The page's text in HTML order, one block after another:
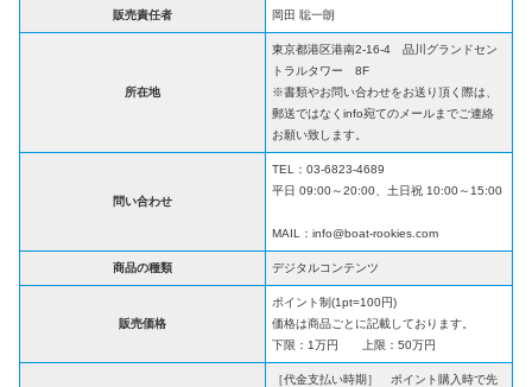
販売責任者 岡田 聡一朗
所在地
東京都港区港南2-16-4 品川グランドセン
トラルタワー 8F
※書類やお問い合わせをお送り頂く際は、
郵送ではなくinfo宛てのメールまでご連絡
お願い致します。
問い合わせ
TEL：03-6823-4689
平日 09:00～20:00、土日祝 10:00～15:00
MAIL：info@boat-rookies.com
商品の種類 デジタルコンテンツ
販売価格
ポイント制(1pt=100円)
価格は商品ごとに記載しております。
下限：1万円 上限：50万円
［代金支払い時期］ ポイント購入時で先